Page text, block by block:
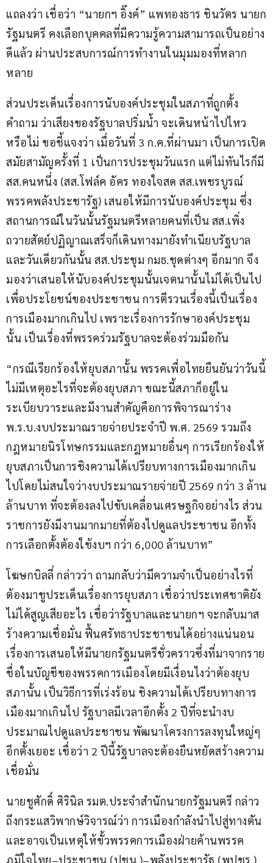
แถลงว่า เชื่อว่า “นายกฯ อิ๊งค์” แพทองธาร ชินวัตร นายก
รัฐมนตรี คงเลือกบุคคลที่มีความรู้ความสามารถเป็นอย่าง
ดีแล้ว ผ่านประสบการณ์การทำงานในมุมมองที่หลาก
หลาย
ส่วนประเด็นเรื่องการนับองค์ประชุมในสภาที่ถูกตั้ง
คำถาม ว่าเสียงของรัฐบาลปริ่มน้ำ จะเดินหน้าไปไหว
หรือไม่ ขอชี้แจงว่า เมื่อวันที่ 3 ก.ค.ที่ผ่านมา เป็นการเปิด
สมัยสามัญครั้งที่ 1 เป็นการประชุมวันแรก แต่ไม่ทันไรก็มี
สส.คนหนึ่ง (สส.โฟล์ค อัคร ทองใจสด สส.เพชรบูรณ์
พรรคพลังประชารัฐ) เสนอให้มีการนับองค์ประชุม ซึ่ง
สถานการณ์ในวันนั้นรัฐมนตรีหลายคนที่เป็น สส.เพิ่ง
ถวายสัตย์ปฏิญาณเสร็จก็เดินทางมายังทำเนียบรัฐบาล
และวันเดียวกันนั้น สส.ประชุม กมธ.ชุดต่างๆ อีกมาก จึง
มองว่าเสนอให้นับองค์ประชุมนั้นเจตนานั้นไม่ได้เป็นไป
เพื่อประโยชน์ของประชาชน การตีรวนเรื่องนี้เป็นเรื่อง
การเมืองมากเกินไป เพราะเรื่องการรักษาองค์ประชุม
นั้น เป็นเรื่องที่พรรคร่วมรัฐบาลจะต้องร่วมมือกัน
“กรณีเรียกร้องให้ยุบสภานั้น พรรคเพื่อไทยยืนยันว่าวันนี้
ไม่มีเหตุอะไรที่จะต้องยุบสภา ขณะนี้สภาก็อยู่ใน
ระเบียบวาระและมีงานสำคัญคือการพิจารณาร่าง
พ.ร.บ.งบประมาณรายจ่ายประจำปี พ.ศ. 2569 รวมถึง
กฎหมายนิรโทษกรรมและกฎหมายอื่นๆ การเรียกร้องให้
ยุบสภาเป็นการชิงความได้เปรียบทางการเมืองมากเกิน
ไปโดยไม่สนใจว่างบประมาณรายจ่ายปี 2569 กว่า 3 ล้าน
ล้านบาท ที่จะต้องลงไปขับเคลื่อนเศรษฐกิจอย่างไร ส่วน
ราชการยังมีงานมากมายที่ต้องไปดูแลประชาชน อีกทั้ง
การเลือกตั้งต้องใช้งบฯ กว่า 6,000 ล้านบาท”
โฆษกบิลลี่ กล่าวว่า ถามกลับว่ามีความจำเป็นอย่างไรที่
ต้องมาชูประเด็นเรื่องการยุบสภา เชื่อว่าประเทศชาติยัง
ไม่ได้สูญเสียอะไร เชื่อว่ารัฐบาลและนายกฯ จะกลับมาส
ร้างความเชื่อมั่น ฟื้นศรัทธาประชาชนได้อย่างแน่นอน
เรื่องการเสนอให้มีนายกรัฐมนตรีชั่วคราวซึ่งที่มาจากราย
ชื่อในบัญชีของพรรคการเมืองโดยมีเงื่อนไงว่าต้องยุบ
สภานั้น เป็นวิธีการที่เร่งร้อน ชิงความได้เปรียบทางการ
เมืองมากเกินไป รัฐบาลมีเวลาอีกตั้ง 2 ปีที่จะนำงบ
ประมาณไปดูแลประชาชน พัฒนาโครงการลงทุนใหญ่ๆ
อีกตั้งเยอะ เชื่อว่า 2 ปีนี้รัฐบาลจะต้องยืนหยัดสร้างความ
เชื่อมั่น
นายชูศักดิ์ ศิรินิล รมต.ประจำสำนักนายกรัฐมนตรี กล่าว
ถึงกระแสวิพากษ์วิจารณ์ว่า การเมืองกำลังนำไปสู่ทางตัน
และอาจเป็นเหตุให้ขั้วพรรคการเมืองฝ่ายค้านพรรค
ภูมิใจไทย–ประชาชน (ปชน.)–พลังประชารัฐ (พปชร.)